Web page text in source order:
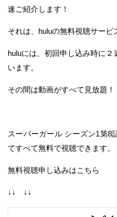
速ご紹介します！
それは、huluの無料視聴サービ
huluには、初回申し込み時に
います。
その間は動画がすべて見放題！
スーパーガール シーズン1第8
てすべて無料で視聴できます。
無料視聴申し込みはこちら
↓↓ ↓↓